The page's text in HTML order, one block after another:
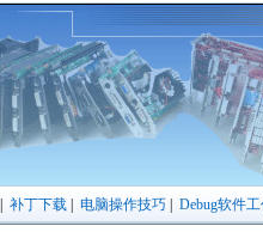
补丁下载 电脑操作技巧 Debug软件